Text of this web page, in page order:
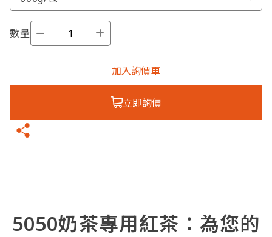
數量
加入詢價車
立即詢價
5050奶茶專用紅茶：為您的